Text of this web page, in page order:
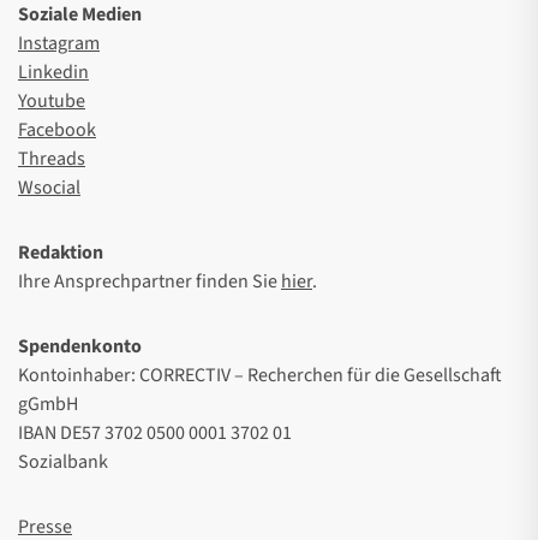
Soziale Medien
Instagram
Linkedin
Youtube
Facebook
Threads
Wsocial
Redaktion
Ihre Ansprechpartner finden Siehier.
Spendenkonto
Kontoinhaber: CORRECTIV – Recherchen für die Gesellschaft
gGmbH
IBAN DE57 3702 0500 0001 3702 01
Sozialbank
Presse